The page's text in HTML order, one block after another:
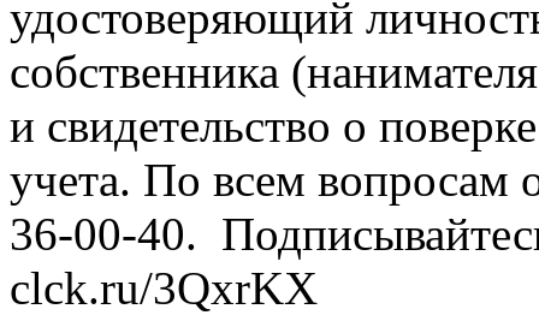
удостоверяющий
собственника
и свидетельство о
учета. По всем вопросам
36-00-40.
clck.ru/3QxrKX